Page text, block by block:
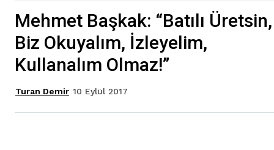
Mehmet Başkak: “Batılı Üretsin,
Biz Okuyalım, İzleyelim,
Kullanalım Olmaz!”
Turan Demir 10 Eylül 2017